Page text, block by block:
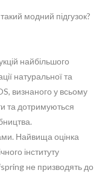
модний підгузок?
найбільшого
натуральної та
визнаного у всьому
та дотримуються
Найвища оцінка
інституту
не призводять до